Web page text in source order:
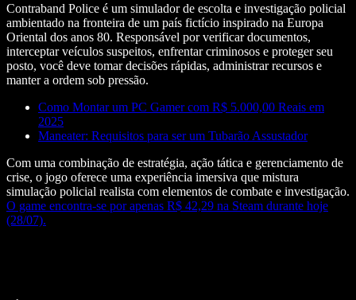
Contraband Police é um simulador de escolta e investigação policial
ambientado na fronteira de um país fictício inspirado na Europa
Oriental dos anos 80. Responsável por verificar documentos,
interceptar veículos suspeitos, enfrentar criminosos e proteger seu
posto, você deve tomar decisões rápidas, administrar recursos e
manter a ordem sob pressão.
Como Montar um PC Gamer com R$ 5.000,00 Reais em
2025
Maneater: Requisitos para ser um Tubarão Assustador
Com uma combinação de estratégia, ação tática e gerenciamento de
crise, o jogo oferece uma experiência imersiva que mistura
simulação policial realista com elementos de combate e investigação.
O game encontra-se por apenas R$ 42,29 na Steam durante hoje
(28/07).